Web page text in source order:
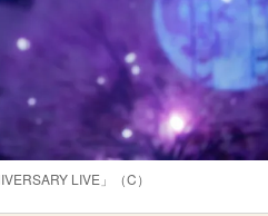
LIVE」（C）